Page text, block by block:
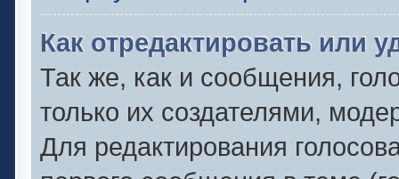
Как отредактировать или
Так же, как и сообщения,
только их создателями,
Для редактирования